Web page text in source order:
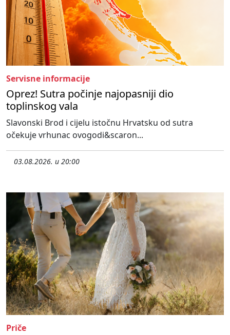
Servisne informacije
Oprez! Sutra počinje najopasniji dio
toplinskog vala
Slavonski Brod i cijelu istočnu Hrvatsku od sutra
očekuje vrhunac ovogodi&scaron...
03.08.2026. u 20:00
Priče